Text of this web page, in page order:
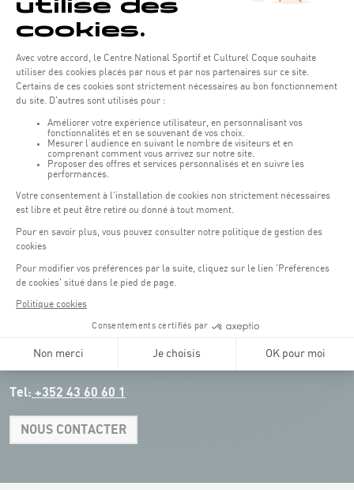
Weekend : 07h30 - 19h00
Accès :
COQUE • 2 rue Léon Hengen, Luxembourg (L-1745)
Transport en commun: Arrêt Tram "Coque"
Parkings:
Parking Coque
clients Coque(hors manifestations)
Pendant les jours d'événements à la Coque, les places de parkings sont
possible.
(2)Erasme (150m) : payant.
Konrad Adenauer (1 km) : payant.
Glacis (2.5 km) : payant, connexion Tram.
Tel: +352 43 60 60 1
NOUS CONTACTER
+
Leaflet|Map tiles by Carto, under CC BY 3.0. Data by OpenStreetMap, under